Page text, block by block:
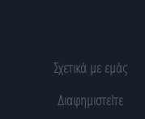
Σχετικά με εμάς
Διαφημιστείτε